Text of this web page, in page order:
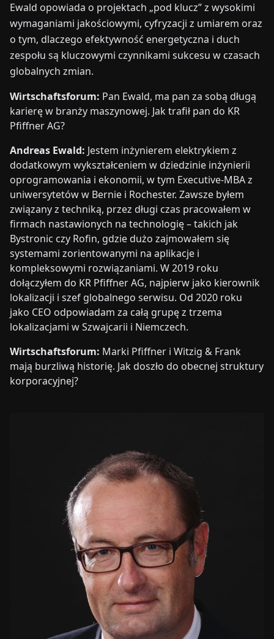
Ewald opowiada o projektach „pod klucz” z wysokimi
wymaganiami jakościowymi, cyfryzacji z umiarem oraz
o tym, dlaczego efektywność energetyczna i duch
zespołu są kluczowymi czynnikami sukcesu w czasach
globalnych zmian.
Wirtschaftsforum: Pan Ewald, ma pan za sobą długą
karierę w branży maszynowej. Jak trafił pan do KR
Pfiffner AG?
Andreas Ewald: Jestem inżynierem elektrykiem z
dodatkowym wykształceniem w dziedzinie inżynierii
oprogramowania i ekonomii, w tym Executive-MBA z
uniwersytetów w Bernie i Rochester. Zawsze byłem
związany z techniką, przez długi czas pracowałem w
firmach nastawionych na technologię – takich jak
Bystronic czy Rofin, gdzie dużo zajmowałem się
systemami zorientowanymi na aplikacje i
kompleksowymi rozwiązaniami. W 2019 roku
dołączyłem do KR Pfiffner AG, najpierw jako kierownik
lokalizacji i szef globalnego serwisu. Od 2020 roku
jako CEO odpowiadam za całą grupę z trzema
lokalizacjami w Szwajcarii i Niemczech.
Wirtschaftsforum: Marki Pfiffner i Witzig & Frank
mają burzliwą historię. Jak doszło do obecnej struktury
korporacyjnej?